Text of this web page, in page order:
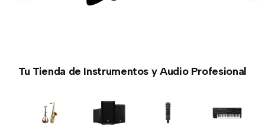
Tu Tienda de Instrumentos y Audio Profesional